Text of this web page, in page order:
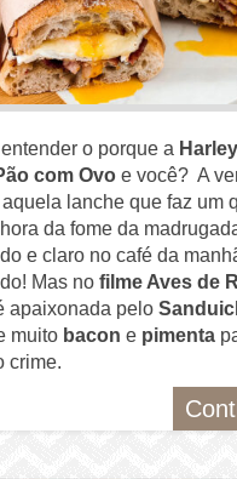
o porque a
com Ovo e você? A
lanche que faz um
da fome da
e claro no café da
Mas nofilme Aves de
apaixonada pelo
muito bacon e pimenta
crime.